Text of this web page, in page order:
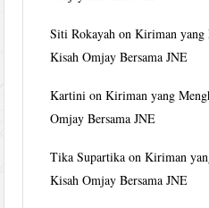
Siti Rokayah onKiriman yang
Kisah Omjay Bersama JNE
Kartini onKiriman yang
Omjay Bersama JNE
Tika Supartika onKiriman
Kisah Omjay Bersama JNE